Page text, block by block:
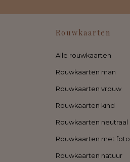
Rouwkaarten
Alle rouwkaarten
Rouwkaarten man
Rouwkaarten vrouw
Rouwkaarten kind
Rouwkaarten neutraal
Rouwkaarten met foto
Rouwkaarten natuur